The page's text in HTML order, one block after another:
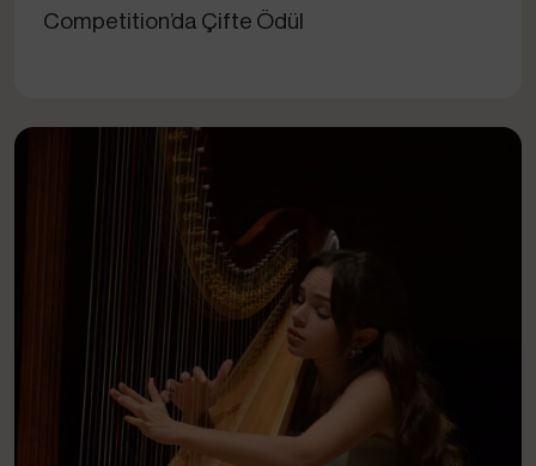
Competition’da Çifte Ödül